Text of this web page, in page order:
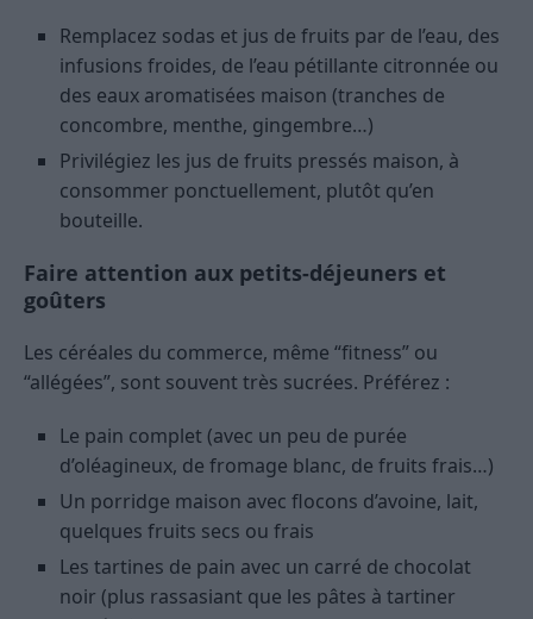
Remplacez sodas et jus de fruits par de l’eau, des
infusions froides, de l’eau pétillante citronnée ou
des eaux aromatisées maison (tranches de
concombre, menthe, gingembre…)
Privilégiez les jus de fruits pressés maison, à
consommer ponctuellement, plutôt qu’en
bouteille.
Faire attention aux petits-déjeuners et
goûters
Les céréales du commerce, même “fitness” ou
“allégées”, sont souvent très sucrées. Préférez :
Le pain complet (avec un peu de purée
d’oléagineux, de fromage blanc, de fruits frais…)
Un porridge maison avec flocons d’avoine, lait,
quelques fruits secs ou frais
Les tartines de pain avec un carré de chocolat
noir (plus rassasiant que les pâtes à tartiner